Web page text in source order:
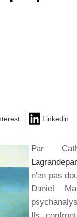
Linkedin
Par
n'en pas
Daniel